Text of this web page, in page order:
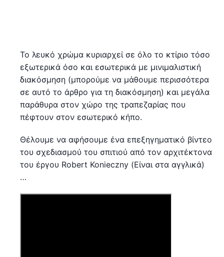
Το λευκό χρώμα κυριαρχεί σε όλο το κτίριο τόσο
εξωτερικά όσο και εσωτερικά με μινιμαλιστική
διακόσμηση (μπορούμε να μάθουμε περισσότερα
σε αυτό το άρθρο για τη διακόσμηση) και μεγάλα
παράθυρα στον χώρο της τραπεζαρίας που
πέφτουν στον εσωτερικό κήπο.
Θέλουμε να αφήσουμε ένα επεξηγηματικό βίντεο
του σχεδιασμού του σπιτιού από τον αρχιτέκτονα
του έργου Robert Konieczny (Είναι στα αγγλικά)
…